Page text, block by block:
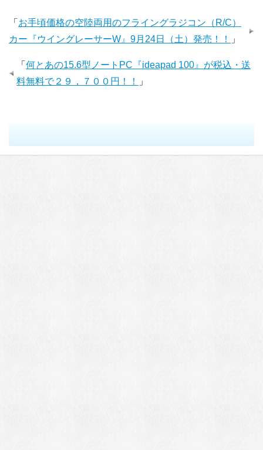
「 お手頃価格の空陸両用のフライングラジコン（R/C）
カー『ウイングレーサーW』9月24日（土）発売！！
」
「 何とあの15.6型ノートPC『ideapad 100』が税込・送
料無料で２９，７００円！！
」